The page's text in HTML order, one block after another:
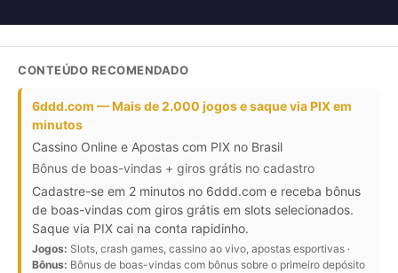
CONTEÚDO RECOMENDADO
6ddd.com — Mais de 2.000 jogos e saque via PIX em
minutos
Cassino Online e Apostas com PIX no Brasil
Bônus de boas-vindas + giros grátis no cadastro
Cadastre-se em 2 minutos no 6ddd.com e receba bônus
de boas-vindas com giros grátis em slots selecionados.
Saque via PIX cai na conta rapidinho.
Jogos: Slots, crash games, cassino ao vivo, apostas esportivas ·
Bônus: Bônus de boas-vindas com bônus sobre o primeiro depósito